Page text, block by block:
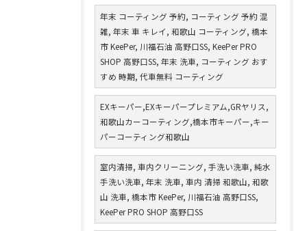
年末 コーティング 予約, コーティング 予約 混
雑, 年末 車 キレイ, 和歌山 コーティング, 橋本
市 KeePer, 川福石油 高野口SS, KeePer PRO
SHOP 高野口SS, 年末 洗車, コーティング おす
すめ 時期, 代車無料 コーティング
EXキーパー,EXキーパープレミアム,GRヤリス,
和歌山カーコーティング,橋本市キーパー,キー
パーコーティング和歌山
室内清掃, 車内クリーニング, 手洗い洗車, 純水
手洗い洗車, 年末 洗車, 車内 清掃 和歌山, 和歌
山 洗車, 橋本市 KeePer, 川福石油 高野口SS,
KeePer PRO SHOP 高野口SS